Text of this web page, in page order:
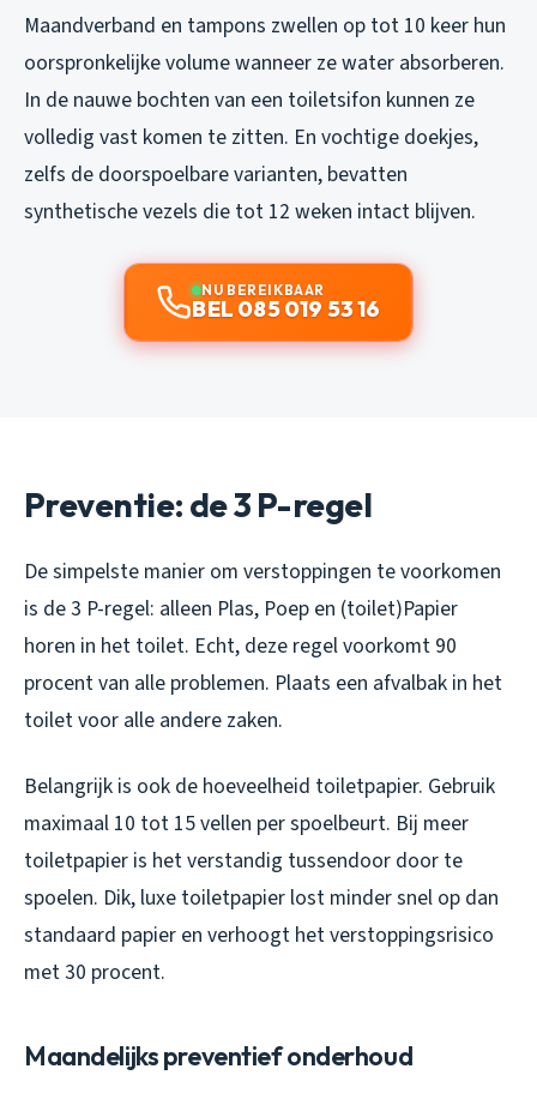
Maandverband en tampons zwellen op tot 10 keer hun
oorspronkelijke volume wanneer ze water absorberen.
In de nauwe bochten van een toiletsifon kunnen ze
volledig vast komen te zitten. En vochtige doekjes,
zelfs de doorspoelbare varianten, bevatten
synthetische vezels die tot 12 weken intact blijven.
NU BEREIKBAAR
BEL 085 019 53 16
Preventie: de 3 P-regel
De simpelste manier om verstoppingen te voorkomen
is de 3 P-regel: alleen Plas, Poep en (toilet)Papier
horen in het toilet. Echt, deze regel voorkomt 90
procent van alle problemen. Plaats een afvalbak in het
toilet voor alle andere zaken.
Belangrijk is ook de hoeveelheid toiletpapier. Gebruik
maximaal 10 tot 15 vellen per spoelbeurt. Bij meer
toiletpapier is het verstandig tussendoor door te
spoelen. Dik, luxe toiletpapier lost minder snel op dan
standaard papier en verhoogt het verstoppingsrisico
met 30 procent.
Maandelijks preventief onderhoud